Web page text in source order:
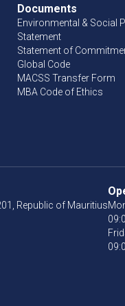
Documents
Environmental & Social
Statement
Statement of
Global Code
MACSS Transfer Form
MBA Code of Ethics
Republic of Mauritius